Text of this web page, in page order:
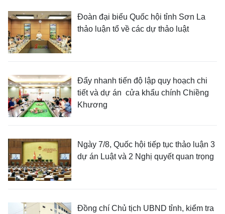
Đoàn đại biểu Quốc hội tỉnh Sơn La
thảo luận tổ về các dự thảo luật
Đẩy nhanh tiến độ lập quy hoạch chi
tiết và dự án cửa khẩu chính Chiềng
Khương
Ngày 7/8, Quốc hội tiếp tục thảo luận 3
dự án Luật và 2 Nghị quyết quan trọng
Đồng chí Chủ tịch UBND tỉnh, kiểm tra